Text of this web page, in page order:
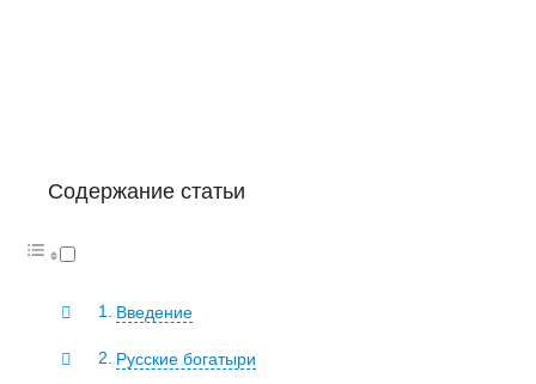
Содержание статьи
Введение
Русские богатыри